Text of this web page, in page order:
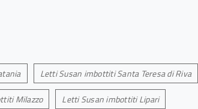
Letti Susan imbottiti Santa Teresa di Riva
Milazzo Letti Susan imbottiti Lipari